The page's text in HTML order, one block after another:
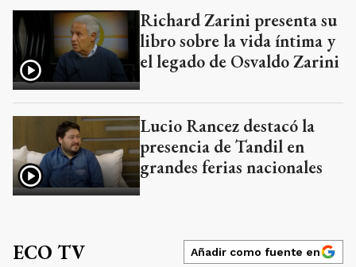
Richard Zarini presenta su
libro sobre la vida íntima y
el legado de Osvaldo Zarini
Lucio Rancez destacó la
presencia de Tandil en
grandes ferias nacionales
ECO TV Añadir como fuente en